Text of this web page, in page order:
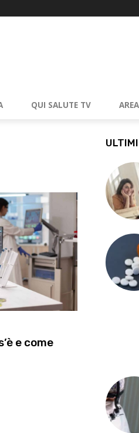
QUI SALUTE TV
e come